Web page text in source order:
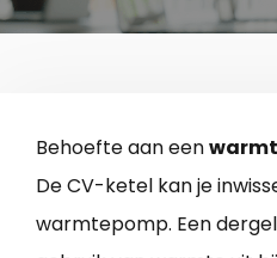
Behoefte aan een
De CV-ketel kan je
warmtepomp. Een